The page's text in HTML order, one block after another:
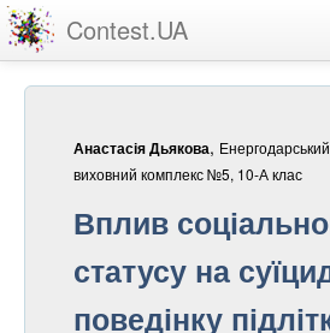
Contest.UA
Статистика
Про проект
реєстрація
Анастасія Дьякова,
виховний комплекс №5, 10-А клас
Вплив
статусу на
поведінку